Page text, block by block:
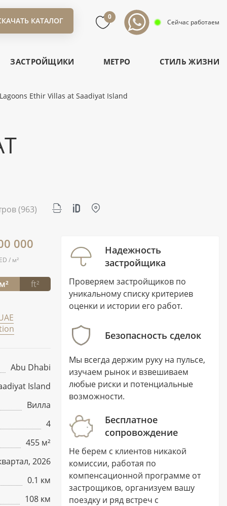
КАТАЛОГ 0
Сейчас работаем
ЗАСТРОЙЩИКИ МЕТРО СТИЛЬ ЖИЗНИ
Ethir Villas at Saadiyat Island
(963)
000
/ м²
ft²
Abu Dhabi
Island
Вилла
4
455 м²
2026
0.1 км
108 км
Надежность
застройщика
Проверяем застройщиков по
уникальному списку критериев
оценки и истории его работ.
Безопасность сделок
Мы всегда держим руку на пульсе,
изучаем рынок и взвешиваем
любые риски и потенциальные
возможности.
Бесплатное
сопровождение
Не берем с клиентов никакой
комиссии, работая по
компенсационной программе от
застрощиков, организуем вашу
поездку и ряд встреч с